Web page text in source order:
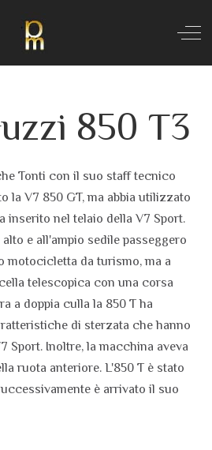
Off-
850 T3
Tonti con il suo staff tecnico
la V7 850 GT, ma abbia utilizzato
inserito nel telaio della V7 Sport.
e all'ampio sedile passeggero
motocicletta da turismo, ma a
telescopica con una corsa
a doppia culla la 850 T ha
di sterzata che hanno
Sport. Inoltre, la macchina aveva
ruota anteriore. L'850 T è stato
è arrivato il suo